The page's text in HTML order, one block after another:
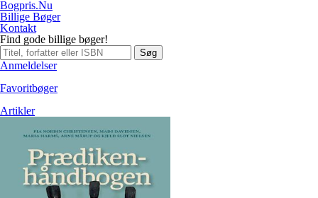
Bogpris.Nu
Billige Bøger
Kontakt
Find gode billige bøger!
Søg
Anmeldelser
Favoritbøger
Artikler